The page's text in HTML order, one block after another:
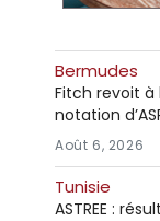
Bermudes
Fitch revoit à
notation
Août 6, 2026
Tunisie
ASTREE :